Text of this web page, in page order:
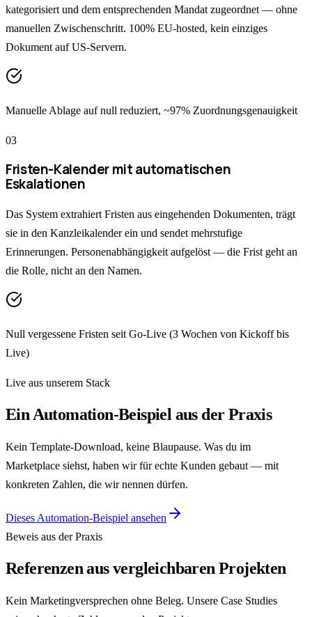
kategorisiert und dem entsprechenden Mandat zugeordnet — ohne
manuellen Zwischenschritt. 100% EU-hosted, kein einziges
Dokument auf US-Servern.
Manuelle Ablage auf null reduziert, ~97% Zuordnungsgenauigkeit
03
Fristen-Kalender mit automatischen
Eskalationen
Das System extrahiert Fristen aus eingehenden Dokumenten, trägt
sie in den Kanzleikalender ein und sendet mehrstufige
Erinnerungen. Personenabhängigkeit aufgelöst — die Frist geht an
die Rolle, nicht an den Namen.
Null vergessene Fristen seit Go-Live (3 Wochen von Kickoff bis
Live)
Live aus unserem Stack
Ein Automation-Beispiel aus der Praxis
Kein Template-Download, keine Blaupause. Was du im
Marketplace siehst, haben wir für echte Kunden gebaut — mit
konkreten Zahlen, die wir nennen dürfen.
Dieses Automation-Beispiel ansehen
Beweis aus der Praxis
Referenzen aus vergleichbaren Projekten
Kein Marketingversprechen ohne Beleg. Unsere Case Studies